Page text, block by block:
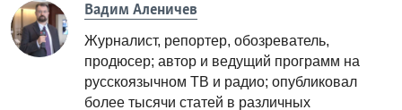
Вадим Аленичев
Журналист, репортер, обозреватель,
продюсер; автор и ведущий программ на
русскоязычном ТВ и радио; опубликовал
более тысячи статей в различных